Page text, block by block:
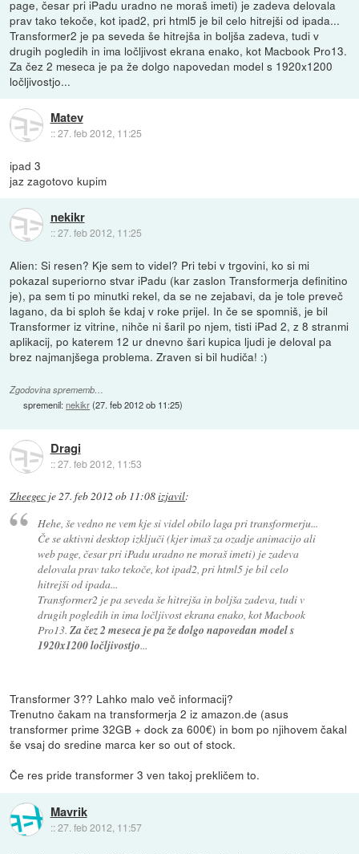
page, česar pri iPadu uradno ne moraš imeti) je zadeva delovala
prav tako tekoče, kot ipad2, pri html5 je bil celo hitrejši od ipada...
Transformer2 je pa seveda še hitrejša in boljša zadeva, tudi v
drugih pogledih in ima ločljivost ekrana enako, kot Macbook Pro13.
Za čez 2 meseca je pa že dolgo napovedan model s 1920x1200
ločljivostjo...
Matev
::27. feb 2012, 11:25
ipad 3
jaz zagotovo kupim
nekikr
::27. feb 2012, 11:25
Alien: Si resen? Kje sem to videl? Pri tebi v trgovini, ko si mi
pokazal superiorno stvar iPadu (kar zaslon Transformerja definitino
je), pa sem ti po minutki rekel, da se ne zejabavi, da je tole preveč
lagano, da bi sploh še kdaj v roke prijel. In če se spomniš, je bil
Transformer iz vitrine, nihče ni šaril po njem, tisti iPad 2, z 8 stranmi
aplikacij, po katerem 12 ur dnevno šari kupica ljudi je deloval pa
brez najmanjšega problema. Zraven si bil hudiča! :)
Zgodovina sprememb…
spremenil:nekikr(27. feb 2012 ob 11:25)
Dragi
::27. feb 2012, 11:53
Zheegec je27. feb 2012 ob 11:08izjavil:
Hehe, še vedno ne vem kje si videl obilo laga pri transformerju...
Če se aktivni desktop izključi (kjer imaš za ozadje animacijo ali
web page, česar pri iPadu uradno ne moraš imeti) je zadeva
delovala prav tako tekoče, kot ipad2, pri html5 je bil celo
hitrejši od ipada...
Transformer2 je pa seveda še hitrejša in boljša zadeva, tudi v
drugih pogledih in ima ločljivost ekrana enako, kot Macbook
Pro13. Za čez 2 meseca je pa že dolgo napovedan model s
1920x1200 ločljivostjo...
Transformer 3?? Lahko malo več informacij?
Trenutno čakam na transformerja 2 iz amazon.de (asus
transformer prime 32GB + dock za 600€) in bom po njihovem čakal
še vsaj do sredine marca ker so out of stock.
Če res pride transformer 3 ven takoj prekličem to.
Mavrik
::27. feb 2012, 11:57